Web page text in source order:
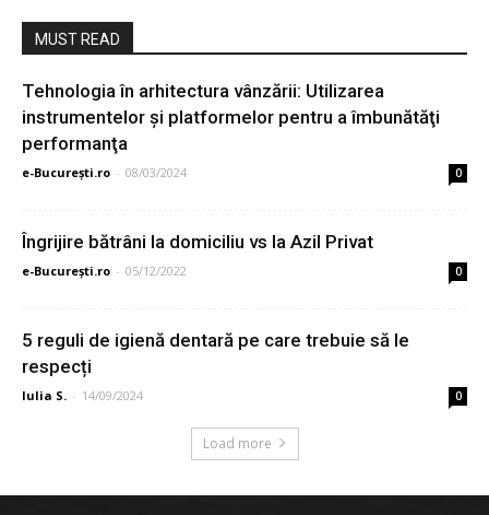
MUST READ
Tehnologia în arhitectura vânzării: Utilizarea
instrumentelor şi platformelor pentru a îmbunătăţi
performanţa
e-București.ro - 08/03/2024 0
Îngrijire bătrâni la domiciliu vs la Azil Privat
e-București.ro - 05/12/2022 0
5 reguli de igienă dentară pe care trebuie să le
respecți
Iulia S. - 14/09/2024 0
Load more